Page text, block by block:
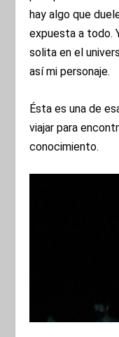
hay algo que
expuesta a todo.
solita en el
así mi personaje.
Ésta es una de
viajar para
conocimiento.